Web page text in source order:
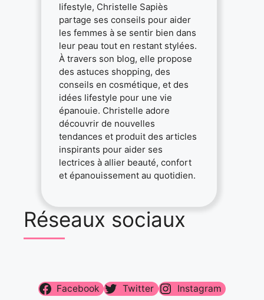
lifestyle, Christelle Sapiès
partage ses conseils pour aider
les femmes à se sentir bien dans
leur peau tout en restant stylées.
À travers son blog, elle propose
des astuces shopping, des
conseils en cosmétique, et des
idées lifestyle pour une vie
épanouie. Christelle adore
découvrir de nouvelles
tendances et produit des articles
inspirants pour aider ses
lectrices à allier beauté, confort
et épanouissement au quotidien.
Réseaux sociaux
Facebook Twitter Instagram